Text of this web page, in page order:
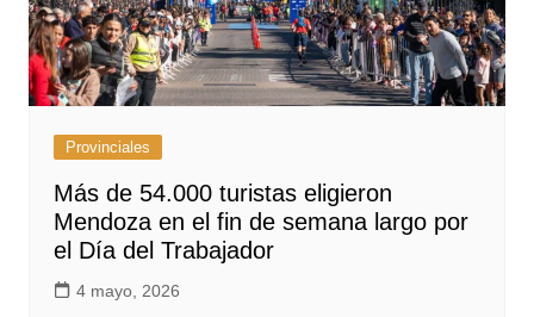
Provinciales
Más de 54.000 turistas eligieron
Mendoza en el fin de semana largo por
el Día del Trabajador
4 mayo, 2026